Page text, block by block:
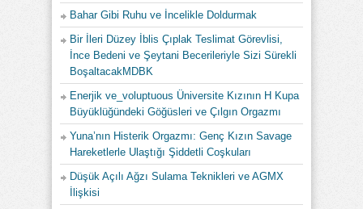
Bahar Gibi Ruhu ve İncelikle Doldurmak
Bir İleri Düzey İblis Çıplak Teslimat Görevlisi,
İnce Bedeni ve Şeytani Becerileriyle Sizi Sürekli
BoşaltacakMDBK
Enerjik ve_voluptuous Üniversite Kızının H Kupa
Büyüklüğündeki Göğüsleri ve Çılgın Orgazmı
Yuna’nın Histerik Orgazmı: Genç Kızın Savage
Hareketlerle Ulaştığı Şiddetli Coşkuları
Düşük Açılı Ağzı Sulama Teknikleri ve AGMX
İlişkisi